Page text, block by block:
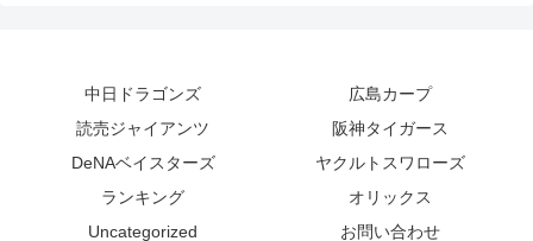
中日ドラゴンズ
広島カープ
読売ジャイアンツ
阪神タイガース
DeNAベイスターズ
ヤクルトスワローズ
ランキング
オリックス
Uncategorized
お問い合わせ